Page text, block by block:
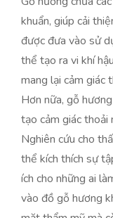
khuẩn, giúp cải
được đưa vào sử
thể tạo ra vi khí
mang lại cảm giác
Hơn nữa, gỗ
tạo cảm giác thoải
Nghiên cứu cho
thể kích thích sự
ích cho những ai
vào đồ gỗ hương